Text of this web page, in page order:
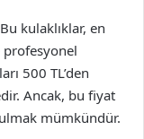
kulaklıklar, en
500 TL’den
Ancak, bu fiyat
mümkündür.